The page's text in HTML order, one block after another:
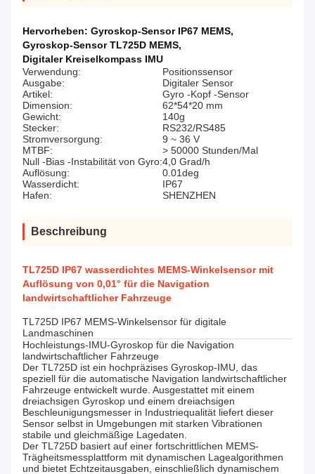
Hervorheben: Gyroskop-Sensor IP67 MEMS,
Gyroskop-Sensor TL725D MEMS,
Digitaler Kreiselkompass IMU
Verwendung:
Positionssensor
Ausgabe:
Digitaler Sensor
Artikel:
Gyro -Kopf -Sensor
Dimension:
62*54*20 mm
Gewicht:
140g
Stecker:
RS232/RS485
Stromversorgung:
9 ~ 36 V
MTBF:
> 50000 Stunden/Mal
Null -Bias -Instabilität von Gyro:4,0 Grad/h
Auflösung:
0.01deg
Wasserdicht:
IP67
Hafen:
SHENZHEN
Beschreibung
TL725D IP67 wasserdichtes MEMS-Winkelsensor mit
Auflösung von 0,01° für die Navigation
landwirtschaftlicher Fahrzeuge
TL725D IP67 MEMS-Winkelsensor für digitale
Landmaschinen
Hochleistungs-IMU-Gyroskop für die Navigation
landwirtschaftlicher Fahrzeuge
Der TL725D ist ein hochpräzises Gyroskop-IMU, das
speziell für die automatische Navigation landwirtschaftlicher
Fahrzeuge entwickelt wurde. Ausgestattet mit einem
dreiachsigen Gyroskop und einem dreiachsigen
Beschleunigungsmesser in Industriequalität liefert dieser
Sensor selbst in Umgebungen mit starken Vibrationen
stabile und gleichmäßige Lagedaten.
Der TL725D basiert auf einer fortschrittlichen MEMS-
Trägheitsmessplattform mit dynamischen Lagealgorithmen
und bietet Echtzeitausgaben, einschließlich dynamischem